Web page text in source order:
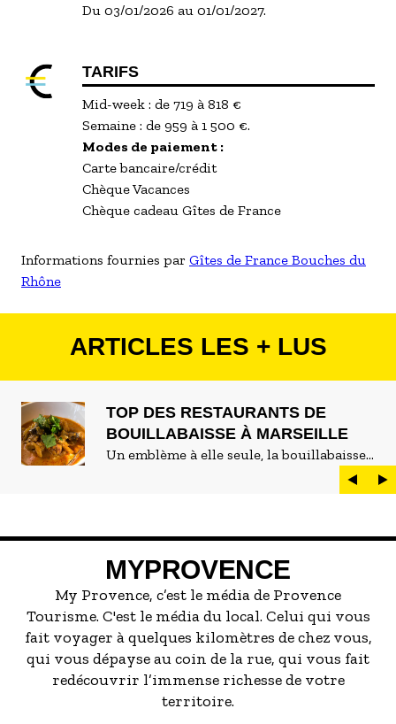
Du 03/01/2026 au 01/01/2027.
TARIFS
Mid-week : de 719 à 818 €
Semaine : de 959 à 1 500 €.
Modes de paiement :
Carte bancaire/crédit
Chèque Vacances
Chèque cadeau Gîtes de France
Informations fournies par Gîtes de France Bouches du
Rhône
ARTICLES LES + LUS
TOP DES RESTAURANTS DE
BOUILLABAISSE À MARSEILLE
Un emblème à elle seule, la bouillabaisse
est LE plat marseillais par excellence. On
peut d'ailleurs vite être submergé·e par la
servir la meilleure...
MYPROVENCE
My Provence, c’est le média de Provence
Tourisme. C'est le média du local. Celui qui vous
fait voyager à quelques kilomètres de chez vous,
qui vous dépayse au coin de la rue, qui vous fait
redécouvrir l’immense richesse de votre
territoire.